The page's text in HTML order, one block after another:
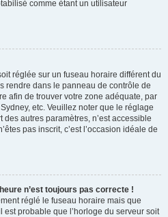
comme étant un utilisateur
réglée sur un fuseau horaire différent du
rendre dans le panneau de contrôle de
afin de trouver votre zone adéquate, par
etc. Veuillez noter que le réglage
autres paramètres, n’est accessible
pas inscrit, c’est l’occasion idéale de
n’est toujours pas correcte !
réglé le fuseau horaire mais que
est probable que l’horloge du serveur soit